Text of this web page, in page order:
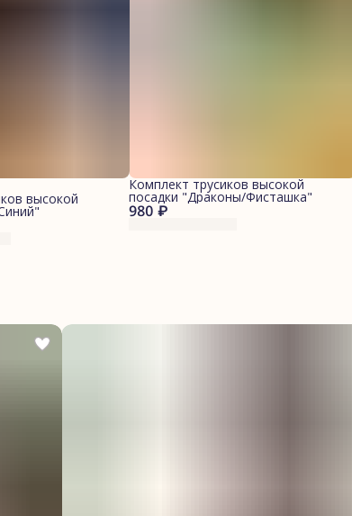
высокой
980 ₽
Комплект трусиков высокой
посадки "Драконы/Фисташка"